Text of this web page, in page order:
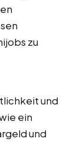
zu
und
ein
und